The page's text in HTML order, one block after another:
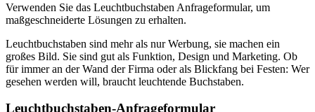
Verwenden Sie das Leuchtbuchstaben Anfrageformular, um
maßgeschneiderte Lösungen zu erhalten.
Leuchtbuchstaben sind mehr als nurWerbung, sie machen ein
großes Bild. Sie sind gut als Funktion, Design und Marketing. Ob
für immeran derWand der Firma oder als Blickfang bei Festen: Wer
gesehen werden will, braucht leuchtende Buchstaben.
Leuchtbuchstaben-Anfrageformular